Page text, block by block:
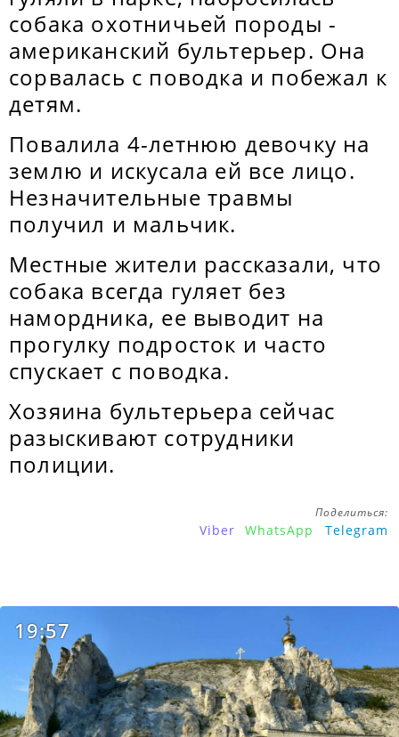
собака охотничьей породы -
американский бультерьер. Она
сорвалась с поводка и побежал к
детям.
Повалила 4-летнюю девочку на
землю и искусала ей все лицо.
Незначительные травмы
получил и мальчик.
Местные жители рассказали, что
собака всегда гуляет без
намордника, ее выводит на
прогулку подросток и часто
спускает с поводка.
Хозяина бультерьера сейчас
разыскивают сотрудники
полиции.
Поделиться:
Viber WhatsApp Telegram
19:57